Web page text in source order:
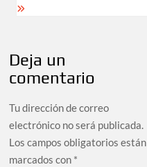
Deja un
comentario
Tu dirección de correo
electrónico no será publicada.
Los campos obligatorios están
marcados con *